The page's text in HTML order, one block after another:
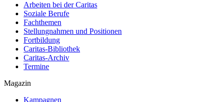
Arbeiten bei der Caritas
Soziale Berufe
Fachthemen
Stellungnahmen und Positionen
Fortbildung
Caritas-Bibliothek
Caritas-Archiv
Termine
Magazin
Kampagnen